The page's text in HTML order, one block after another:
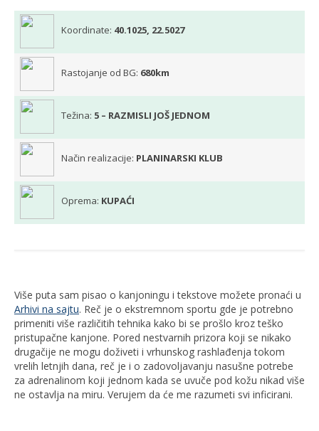
Koordinate: 40.1025, 22.5027
Rastojanje od BG: 680km
Težina: 5 – RAZMISLI JOŠ JEDNOM
Način realizacije: PLANINARSKI KLUB
Oprema: KUPAĆI
Više puta sam pisao o kanjoningu i tekstove možete pronaći u
Arhivi na sajtu. Reč je o ekstremnom sportu gde je potrebno
primeniti više različitih tehnika kako bi se prošlo kroz teško
pristupačne kanjone. Pored nestvarnih prizora koji se nikako
drugačije ne mogu doživeti i vrhunskog rashlađenja tokom
vrelih letnjih dana, reč je i o zadovoljavanju nasušne potrebe
za adrenalinom koji jednom kada se uvuče pod kožu nikad više
ne ostavlja na miru. Verujem da će me razumeti svi inficirani.